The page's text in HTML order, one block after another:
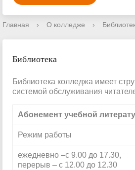
Главная › О колледже ›
Библиотека
Библиотека колледжа имеет
системой обслуживания
Абонемент учебной
Режим работы
ежедневно –с 9.00 до 17.30,
перерыв – с 12.00 до 12.30